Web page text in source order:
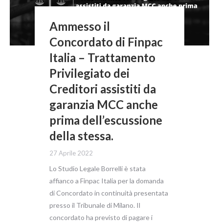
Ammesso il
Concordato di Finpac
Italia – Trattamento
Privilegiato dei
Creditori assistiti da
garanzia MCC anche
prima dell’escussione
della stessa.
27 Aprile 2022
Lo Studio Legale Borrelli è stata
affianco a Finpac Italia per la domanda
di Concordato in continuità presentata
presso il Tribunale di Milano. Il
concordato ha previsto di pagare i